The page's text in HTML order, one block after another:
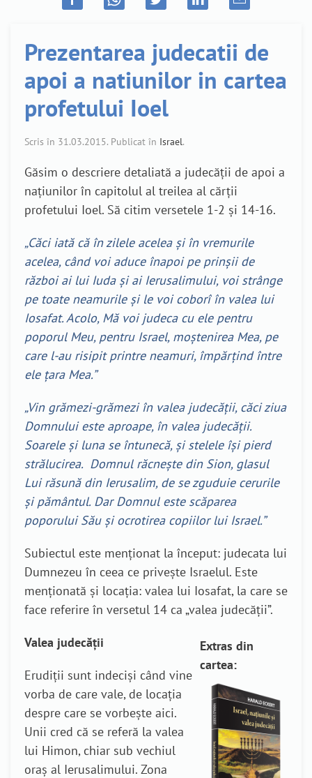
Prezentarea judecatii de
apoi a natiunilor in cartea
profetului Ioel
Scris în 31.03.2015. Publicat în Israel.
Găsim o descriere detaliată a judecății de apoi a
națiunilor în capitolul al treilea al cărții
profetului Ioel. Să citim versetele 1-2 și 14-16.
„Căci iată că în zilele acelea și în vremurile
acelea, când voi aduce înapoi pe prinșii de
război ai lui Iuda și ai Ierusalimului, voi strânge
pe toate neamurile și le voi coborî în valea lui
Iosafat. Acolo, Mă voi judeca cu ele pentru
poporul Meu, pentru Israel, moștenirea Mea, pe
care l-au risipit printre neamuri, împărțind între
ele țara Mea.”
„Vin grămezi-grămezi în valea judecății, căci ziua
Domnului este aproape, în valea judecății.
Soarele și luna se întunecă, și stelele își pierd
strălucirea. Domnul răcnește din Sion, glasul
Lui răsună din Ierusalim, de se zguduie cerurile
și pământul. Dar Domnul este scăparea
poporului Său și ocrotirea copiilor lui Israel.”
Subiectul este menționat la început: judecata lui
Dumnezeu în ceea ce privește Israelul. Este
menționată și locația: valea lui Iosafat, la care se
face referire în versetul 14 ca „valea judecății”.
Extras din
cartea:
Valea judecății
Erudiții sunt indeciși când vine
vorba de care vale, de locația
despre care se vorbește aici.
Unii cred că se referă la valea
lui Himon, chiar sub vechiul
oraș al Ierusalimului. Zona